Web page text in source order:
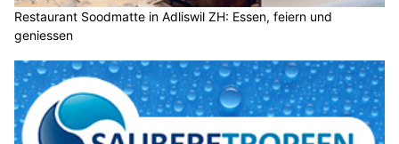
Restaurant Soodmatte in Adliswil ZH: Essen, feiern und
geniessen